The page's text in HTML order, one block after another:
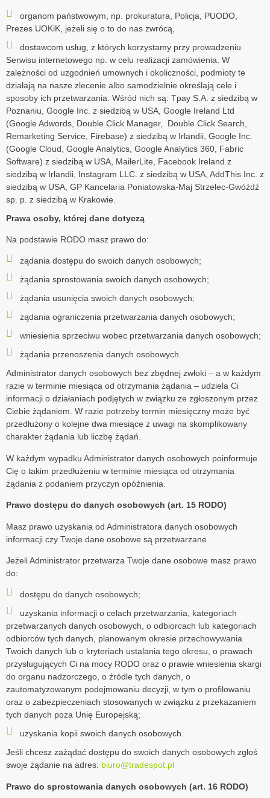
organom państwowym, np. prokuratura, Policja, PUODO,
Prezes UOKiK, jeżeli się o to do nas zwrócą,
dostawcom usług, z których korzystamy przy prowadzeniu
Serwisu internetowego np. w celu realizacji zamówienia. W
zależności od uzgodnień umownych i okoliczności, podmioty te
działają na nasze zlecenie albo samodzielnie określają cele i
sposoby ich przetwarzania. Wśród nich są: Tpay S.A. z siedzibą w
Poznaniu, Google Inc. z siedzibą w USA, Google Ireland Ltd
(Google Adwords, Double Click Manager,
Double Click Search,
Remarketing Service, Firebase) z siedzibą w Irlandii, Google Inc.
(Google Cloud, Google Analytics, Google Analytics 360, Fabric
Software) z siedzibą w USA, MailerLite, Facebook Ireland z
siedzibą w Irlandii, Instagram LLC. z siedzibą w USA, AddThis Inc. z
siedzibą w USA, GP Kancelaria Poniatowska-Maj Strzelec-Gwóźdź
sp. p. z siedzibą w Krakowie.
Prawa osoby, której dane dotyczą
Na podstawie RODO masz prawo do:
żądania dostępu do swoich danych osobowych;
żądania sprostowania swoich danych osobowych;
żądania usunięcia swoich danych osobowych;
żądania ograniczenia przetwarzania danych osobowych;
wniesienia sprzeciwu wobec przetwarzania danych osobowych;
żądania przenoszenia danych osobowych.
Administrator danych osobowych bez zbędnej zwłoki – a w każdym
razie w terminie miesiąca od otrzymania żądania – udziela Ci
informacji o działaniach podjętych w związku ze zgłoszonym przez
Ciebie żądaniem. W razie potrzeby termin miesięczny może być
przedłużony o kolejne dwa miesiące z uwagi na skomplikowany
charakter żądania lub liczbę żądań.
W każdym wypadku Administrator danych osobowych poinformuje
Cię o takim przedłużeniu w terminie miesiąca od otrzymania
żądania z podaniem przyczyn opóźnienia.
Prawo dostępu do danych osobowych (art. 15 RODO)
Masz prawo uzyskania od Administratora danych osobowych
informacji czy Twoje dane osobowe są przetwarzane.
Jeżeli Administrator przetwarza Twoje dane osobowe masz prawo
do:
dostępu do danych osobowych;
uzyskania informacji o celach przetwarzania, kategoriach
przetwarzanych danych osobowych, o odbiorcach lub kategoriach
odbiorców tych danych, planowanym okresie przechowywania
Twoich danych lub o kryteriach ustalania tego okresu, o prawach
przysługujących Ci na mocy RODO oraz o prawie wniesienia skargi
do organu nadzorczego, o źródle tych danych, o
zautomatyzowanym podejmowaniu decyzji, w tym o profilowaniu
oraz o zabezpieczeniach stosowanych w związku z przekazaniem
tych danych poza Unię Europejską;
uzyskania kopii swoich danych osobowych.
Jeśli chcesz zażądać dostępu do swoich danych osobowych zgłoś
swoje żądanie na adres: biuro@tradespot.pl
Prawo do sprostowania danych osobowych (art. 16 RODO)